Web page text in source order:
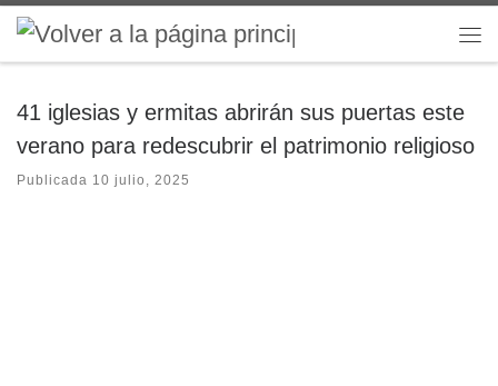
Saltar al contenido
41 iglesias y ermitas abrirán sus puertas este
verano para redescubrir el patrimonio religioso
Publicada 10 julio, 2025